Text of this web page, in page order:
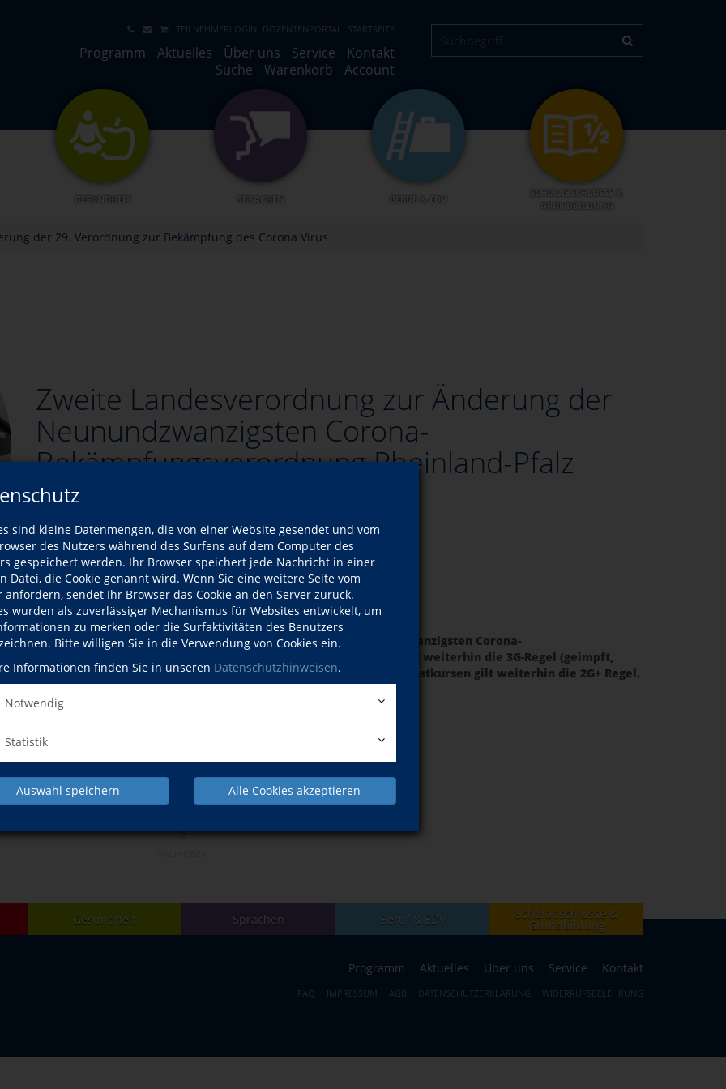
sind kleine Datenmengen, die von einer Website gesendet und vom
des Nutzers während des Surfens auf dem Computer des
gespeichert werden. Ihr Browser speichert jede Nachricht in einer
Datei, die Cookie genannt wird. Wenn Sie eine weitere Seite vom
anfordern, sendet Ihr Browser das Cookie an den Server zurück.
wurden als zuverlässiger Mechanismus für Websites entwickelt, um
zu merken oder die Surfaktivitäten des Benutzers
Bitte willigen Sie in die Verwendung von Cookies ein.
Informationen finden Sie in unseren Datenschutzhinweisen.
Notwendig
Statistik
Auswahl speichern Alle Cookies akzeptieren
TEILNEHMERLOGIN DOZENTENPORTAL STARTSEITE
Programm Aktuelles Über uns Service
Kontakt
Suche
Warenkorb Account
GESUNDHEIT SPRACHEN BERUF & EDV
SCHULABSCHLÜSSE &
GRUNDBILDUNG
der 29. Verordnung zur Bekämpfung des Corona Virus
Zweite Landesverordnung zur Änderung der
Neunundzwanzigsten Corona-
Bekämpfungsverordnung Rheinland-Pfalz
zurück
es mit der zweiten Landesverordnung zur Änderung der neunundzwanzigsten Corona-
Kurse an der Volkshochschule gibt. Für die allgemeinen Kurse gilt weiterhin die 3G-Regel (geimpft,
Entspannungskursen, Kochkursen sowie Musik- und Kunstkursen gilt weiterhin die 2G+ Regel.
Gesundheit Sprachen Beruf & EDV Schulabschlüsse &
Grundbildung
Programm Aktuelles Über uns Service Kontakt
FAQ IMPRESSUM AGB DATENSCHUTZERKLÄRUNG WIDERRUFSBELEHRUNG